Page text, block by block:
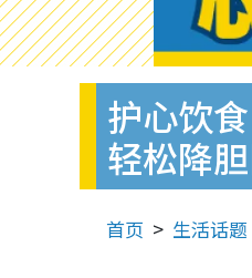
护心饮
轻松降
首页 生活话题